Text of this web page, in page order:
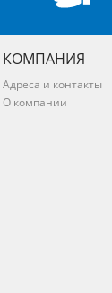
КОМПАНИЯ
Адреса и контакты
О компании